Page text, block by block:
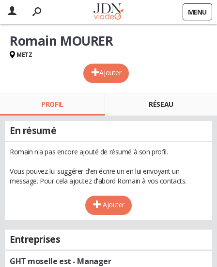
MENU
Ajouter
Romain MOURER
METZ
PROFIL RÉSEAU
En résumé
Romain n'a pas encore ajouté de résumé à son profil.
Vous pouvez lui suggérer d'en écrire un en lui envoyant un
message. Pour cela ajoutez d'abord Romain à vos contacts.
Ajouter
Entreprises
GHT moselle est - Manager